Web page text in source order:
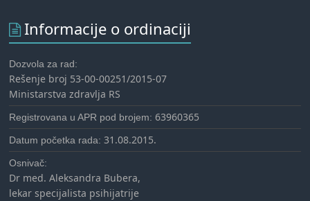
Informacije o ordinaciji
Dozvola za rad:
Rešenje broj 53-00-00251/2015-07
Ministarstva zdravlja RS
Registrovana u APR pod brojem:63960365
Datum početka rada:31.08.2015.
Osnivač:
Dr med. Aleksandra Bubera,
lekar specijalista psihijatrije